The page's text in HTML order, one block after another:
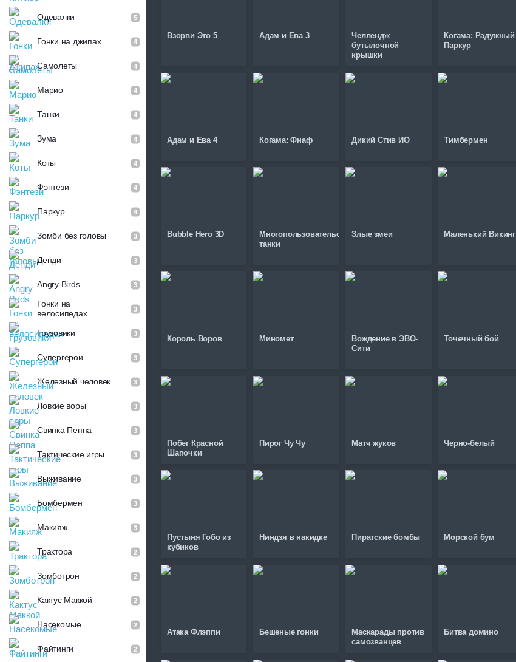
Одевалки 5
Гонки на джипах 4
Самолеты 4
Марио 4
Танки 4
Зума 4
Коты 4
Фэнтези 4
Паркур 4
Зомби без головы 3
Денди 3
Angry Birds 3
Гонки на
велосипедах
3
Грузовики 3
Супергерои 3
Железный человек 3
Ловкие воры 3
Свинка Пеппа 3
Тактические игры 3
Выживание 3
Бомбермен 3
Макияж 3
Трактора 2
Зомботрон 2
Кактус Маккой 2
Насекомые 2
Файтинги 2
Взорви Это 5 Адам и Ева 3
Челлендж
бутылочной
крышки
Когама: Радужный
Паркур
Адам и Ева 4 Когама: Фнаф Дикий Стив ИО Тимбермен
Bubble Hero 3D
Многопользовательские
танки
Злые змеи Маленький Викинг
Король Воров Миномет
Вождение в ЭВО-
Сити
Точечный бой
Побег Красной
Шапочки
Пирог Чу Чу Матч жуков Черно-белый
Пустыня Гобо из
кубиков
Ниндзя в накидке Пиратские бомбы Морской бум
Атака Флэппи Бешеные гонки
Маскарады против
самозванцев
Битва домино